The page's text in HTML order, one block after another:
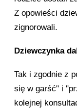
Z opowieści
zignorowali.
Dziewczynka
Tak i zgodnie z
się w garść" i
kolejnej